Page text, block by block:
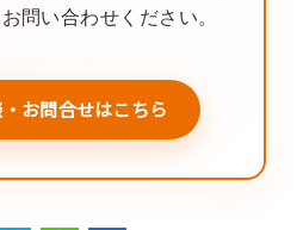
問い合わせください。
お問合せはこちら